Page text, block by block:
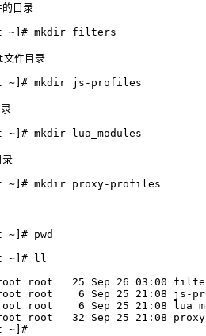
目录
~]# mkdir filters
件目录
~]# mkdir js-profiles
~]# mkdir lua_modules
录
~]# mkdir proxy-profiles
~]# pwd
~]# ll
root 25 Sep 26 03 : 00
root 6 Sep 25 21 : 08 js-
root 6 Sep 25 21 : 08
root 32 Sep 25 21 : 08
~]#